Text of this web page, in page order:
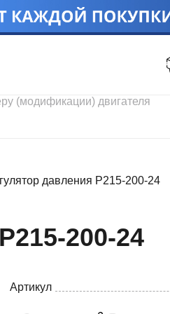
Скидки
давления P215-200-24
200-24
Артикул